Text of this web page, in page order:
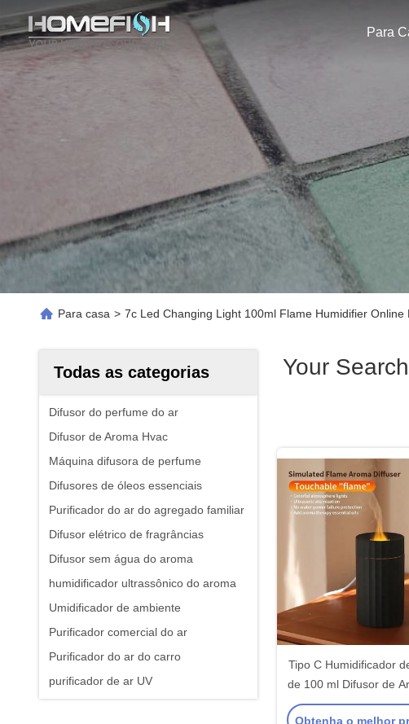
Para
Para casa > 7c Led Changing Light 100ml Flame Humidifier Online
Todas as categorias
Difusor do perfume do ar
Difusor de Aroma Hvac
Máquina difusora de perfume
Difusores de óleos essenciais
Purificador do ar do agregado familiar
Difusor elétrico de fragrâncias
Difusor sem água do aroma
humidificador ultrassônico do aroma
Umidificador de ambiente
Purificador comercial do ar
Purificador do ar do carro
purificador de ar UV
Your Search
Tipo C Humidificador
de 100 ml Difusor de
Fogo Com Luz de
Obtenha o melhor